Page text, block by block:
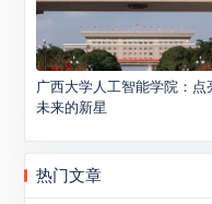
广西大学人工智能学院：点
未来的新星
热门文章